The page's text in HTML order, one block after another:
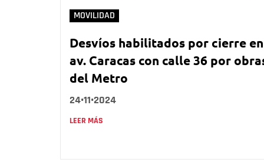
MOVILIDAD
Desvíos habilitados por cierre en
av. Caracas con calle 36 por
del Metro
24•11•2024
LEER MÁS